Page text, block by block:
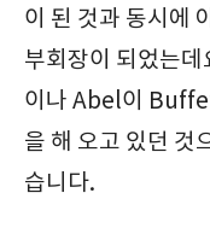
이 된 것과 동시에
부회장이 되었는
이나 Abel이
을 해 오고 있던 것
습니다.